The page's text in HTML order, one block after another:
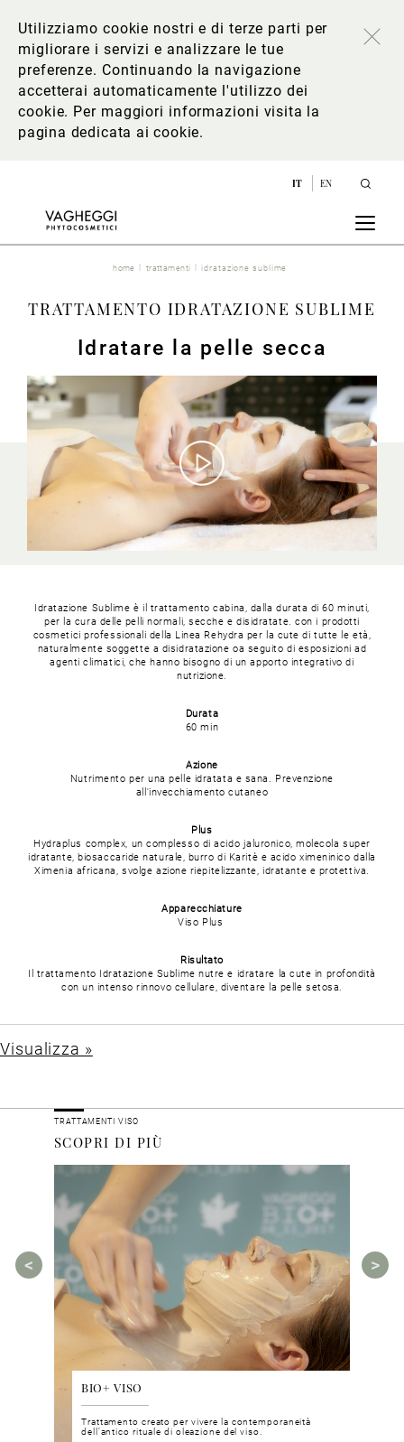
Utilizziamo cookie nostri e di terze parti per
migliorare i servizi e analizzare le tue
preferenze. Continuando la navigazione
accetterai automaticamente l'utilizzo dei
cookie. Per maggiori informazioni visita la
pagina dedicata ai cookie.
IT EN
home trattamenti idratazione sublime
TRATTAMENTO IDRATAZIONE SUBLIME
Idratare la pelle secca
Idratazione Sublime è il trattamento cabina, dalla durata di 60 minuti,
per la cura delle pelli normali, secche e disidratate.con i prodotti
cosmetici professionali della Linea Rehydra per la cute di tutte le età,
naturalmente soggette a disidratazione oa seguito di esposizioni ad
agenti climatici, che hanno bisogno di un apporto integrativo di
nutrizione.
Durata
60 min
Azione
Nutrimento per una pelle idratata e sana. Prevenzione
all'invecchiamento cutaneo
Plus
Hydraplus complex, un complesso di acido jaluronico, molecola super
idratante, biosaccaride naturale, burro di Karitè e acido ximeninico dalla
Ximenia africana, svolge azione riepitelizzante, idratante e protettiva.
Apparecchiature
Viso Plus
Risultato
Il trattamento Idratazione Sublime nutre e idratare la cute in profondità
con un intenso rinnovo cellulare, diventare la pelle setosa.
Visualizza »
TRATTAMENTI VISO
SCOPRI DI PIÙ
BIO+ VISO
Trattamento creato per vivere la contemporaneità
dell’antico rituale di oleazione del viso.